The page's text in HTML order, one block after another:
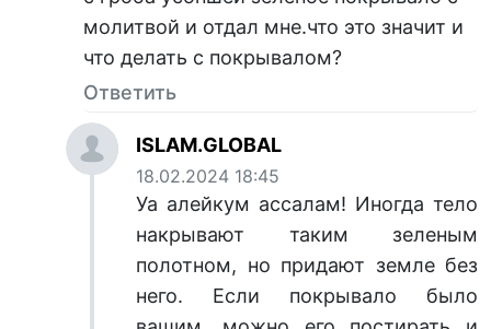
молитвой и отдал мне.что это значит и
что делать с покрывалом?
Ответить
ISLAM.GLOBAL
18.02.2024 18:45
Уа алейкум ассалам! Иногда тело
накрывают таким зеленым
полотном, но придают земле без
него. Если покрывало было